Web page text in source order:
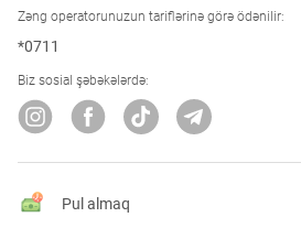
Zəng operatorunuzun tariflərinə görə ödənilir:
*0711
Biz sosial şəbəkələrdə:
Pul almaq